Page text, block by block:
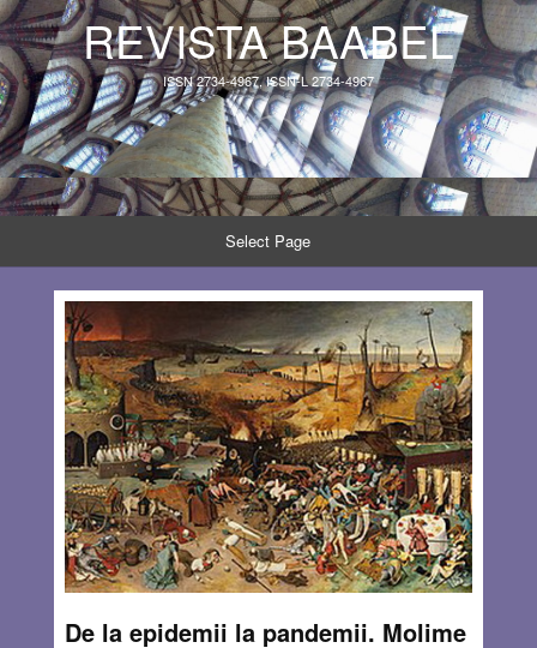
REVISTA BAABEL
ISSN 2734-4967, ISSN-L 2734-4967
Select Page
De la epidemii la pandemii. Molime